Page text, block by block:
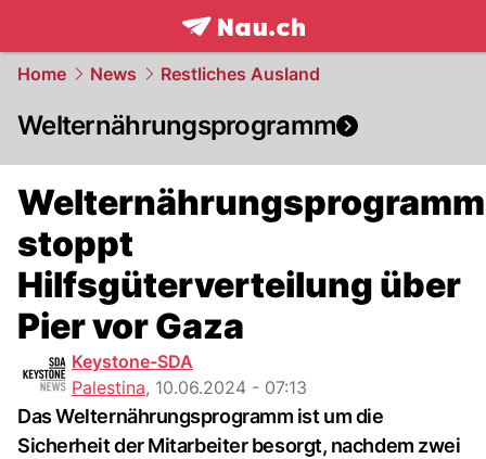
frontpage.NAU.ch
Home News Restliches Ausland
Welternährungsprogramm
Welternährungsprogramm
stoppt
Hilfsgüterverteilung über
Pier vor Gaza
Keystone-SDA
Palestina, 10.06.2024 - 07:13
Das Welternährungsprogramm ist um die
Sicherheit der Mitarbeiter besorgt, nachdem zwei